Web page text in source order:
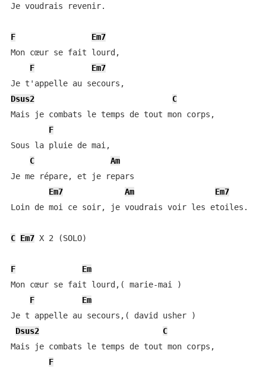
Je voudrais revenir.
F
Em7
Mon cœur se fait lourd,
F
Em7
Dsus2
C
Mais je combats le temps de tout mon corps,
F
Sous la pluie de mai,
C
Am
Je me répare, et je repars
Em7
Am
Em7
Loin de moi ce soir, je voudrais voir les etoiles.
C Em7 X 2 (SOLO)
F
Em
Mon cœur se fait lourd,( marie-mai )
F
Em
Je t appelle au secours,( david usher )
Dsus2
C
Mais je combats le temps de tout mon corps,
F